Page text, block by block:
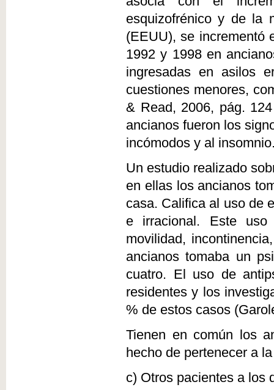
esquizofrénico y de la
(EEUU), se incrementó
1992 y 1998 en
ingresadas en asilos
cuestiones menores,
& Read, 2006, pág.
ancianos fueron los
incómodos y al
Un estudio realizado
en ellas los ancianos
casa. Califica al uso de
e irracional. Este uso
movilidad,
ancianos tomaba un
cuatro. El uso de
residentes y los
% de estos casos
Tienen en común los
hecho de pertenecer a
c) Otros pacientes a los